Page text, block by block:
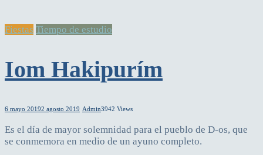
Fiestas Tiempo de estudio
Iom Hakipurím
6 mayo 20192 agosto 2019 Admin3942 Views
Es el día de mayor solemnidad para el pueblo de D-os, que
se conmemora en medio de un ayuno completo.